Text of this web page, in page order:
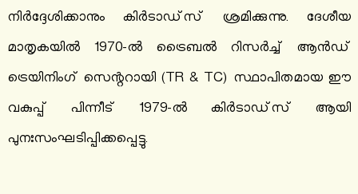
നിര്‍ദ്ദേശിക്കാനും കിര്‍ടാഡ്സ് ശ്രമിക്കുന്നു. ദേശീയ
മാതൃകയില്‍ 1970-ല്‍ ട്രൈബല്‍ റിസര്‍ച്ച് ആന്‍ഡ്
ട്രെയിനിംഗ് സെന്ററായി (TR & TC) സ്ഥാപിതമായ ഈ
വകുപ്പ് പിന്നീട് 1979-ല്‍ കിര്‍ടാഡ്സ് ആയി
പുനഃസംഘടിപ്പിക്കപ്പെട്ടു.